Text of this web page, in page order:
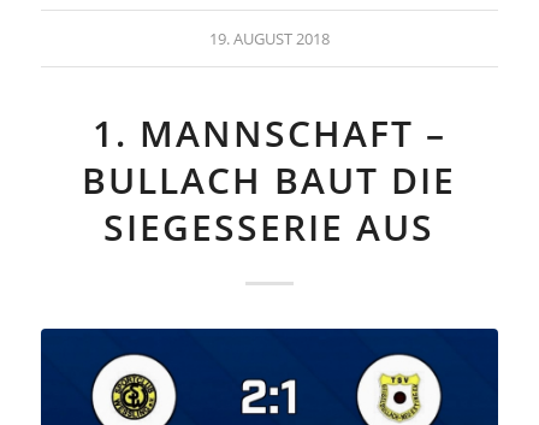
19. AUGUST 2018
1. MANNSCHAFT –
BULLACH BAUT DIE
SIEGESSERIE AUS